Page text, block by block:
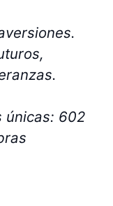
únicas: 602